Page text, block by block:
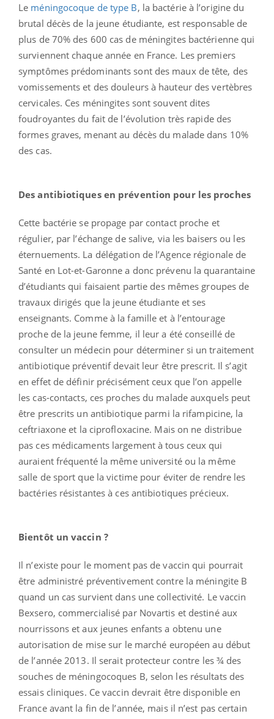
Le méningocoque de type B, la bactérie à l’origine du
brutal décès de la jeune étudiante, est responsable de
plus de 70% des 600 cas de méningites bactérienne qui
surviennent chaque année en France. Les premiers
symptômes prédominants sont des maux de tête, des
vomissements et des douleurs à hauteur des vertèbres
cervicales. Ces méningites sont souvent dites
foudroyantes du fait de l’évolution très rapide des
formes graves, menant au décès du malade dans 10%
des cas.
Des antibiotiques en prévention pour les proches
Cette bactérie se propage par contact proche et
régulier, par l’échange de salive, via les baisers ou les
éternuements. La délégation de l’Agence régionale de
Santé en Lot-et-Garonne a donc prévenu la quarantaine
d’étudiants qui faisaient partie des mêmes groupes de
travaux dirigés que la jeune étudiante et ses
enseignants. Comme à la famille et à l’entourage
proche de la jeune femme, il leur a été conseillé de
consulter un médecin pour déterminer si un traitement
antibiotique préventif devait leur être prescrit. Il s’agit
en effet de définir précisément ceux que l’on appelle
les cas-contacts, ces proches du malade auxquels peut
être prescrits un antibiotique parmi la rifampicine, la
ceftriaxone et la ciprofloxacine. Mais on ne distribue
pas ces médicaments largement à tous ceux qui
auraient fréquenté la même université ou la même
salle de sport que la victime pour éviter de rendre les
bactéries résistantes à ces antibiotiques précieux.
Bientôt un vaccin ?
Il n’existe pour le moment pas de vaccin qui pourrait
être administré préventivement contre la méningite B
quand un cas survient dans une collectivité. Le vaccin
Bexsero, commercialisé par Novartis et destiné aux
nourrissons et aux jeunes enfants a obtenu une
autorisation de mise sur le marché européen au début
de l’année 2013. Il serait protecteur contre les ¾ des
souches de méningocoques B, selon les résultats des
essais cliniques. Ce vaccin devrait être disponible en
France avant la fin de l’année, mais il n’est pas certain